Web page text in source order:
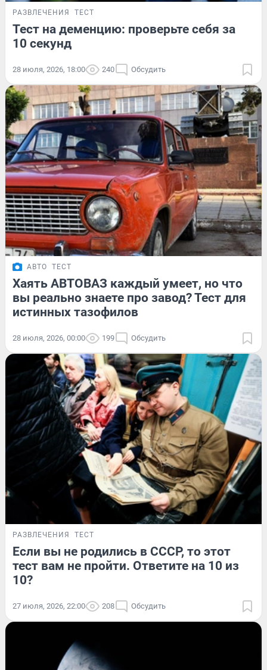
РАЗВЛЕЧЕНИЯ ТЕСТ
Тест на деменцию: проверьте себя за
10 секунд
28 июля, 2026, 18:00 240 Обсудить
АВТО ТЕСТ
Хаять АВТОВАЗ каждый умеет, но что
вы реально знаете про завод? Тест для
истинных тазофилов
28 июля, 2026, 00:00 199 Обсудить
РАЗВЛЕЧЕНИЯ ТЕСТ
Если вы не родились в СССР, то этот
тест вам не пройти. Ответите на 10 из
10?
27 июля, 2026, 22:00 208 Обсудить